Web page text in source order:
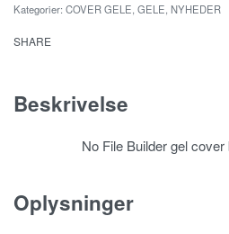
Kategorier: COVER GELE GELE NYHEDER
SHARE
Beskrivelse
No File Builder gel
Oplysninger